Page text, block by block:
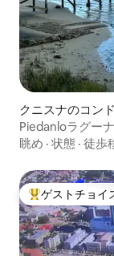
クニスナのコン
Piedanloラグー
ン・アパート
眺め · 状態 · 徒歩
大好評のゲスト
ゲストチョイ